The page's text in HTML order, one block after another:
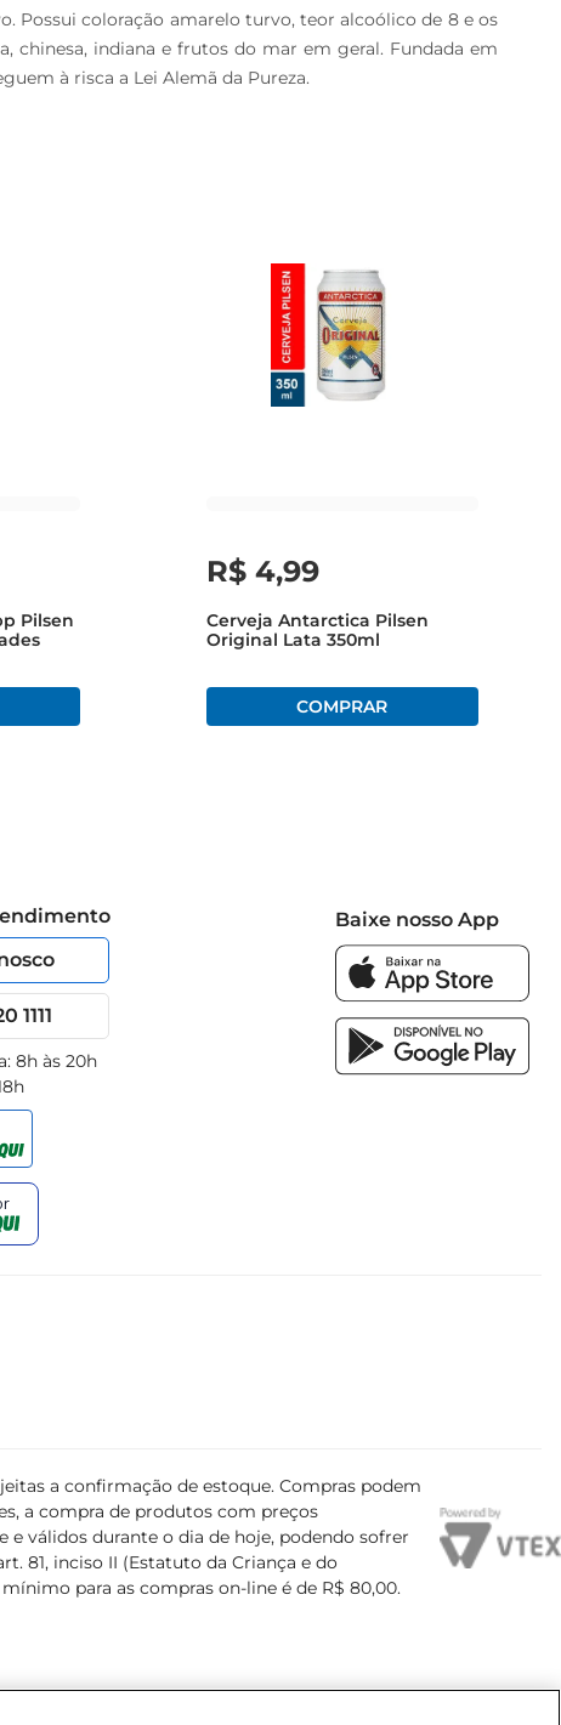
Possui coloração amarelo turvo, teor alcoólico de 8 e os
chinesa, indiana e frutos do mar em geral. Fundada em
à risca a Lei Alemã da Pureza.
Pilsen
R$ 4,99
Cerveja Antarctica Pilsen
Original Lata 350ml
1111
8h às 20h
Baixe nosso App
a confirmação de estoque. Compras podem
a compra de produtos com preços
válidos durante o dia de hoje, podendo sofrer
81, inciso II (Estatuto da Criança e do
para as compras on-line é de R$ 80,00.